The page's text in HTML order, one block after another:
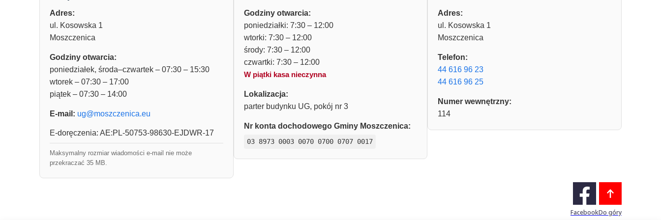
Adres:
ul. Kosowska 1
Moszczenica
Godziny otwarcia:
poniedziałek, środa–czwartek – 07:30 – 15:30
wtorek – 07:30 – 17:00
piątek – 07:30 – 14:00
E-mail: ug@moszczenica.eu
E-doręczenia: AE:PL-50753-98630-EJDWR-17
Maksymalny rozmiar wiadomości e-mail nie może
przekraczać 35 MB.
Godziny otwarcia:
poniedziałki: 7:30 – 12:00
wtorki: 7:30 – 12:00
środy: 7:30 – 12:00
czwartki: 7:30 – 12:00
W piątki kasa nieczynna
Lokalizacja:
parter budynku UG, pokój nr 3
Nr konta dochodowego Gminy Moszczenica:
03 8973 0003 0070 0700 0707 0017
Adres:
ul. Kosowska 1
Moszczenica
Telefon:
44 616 96 23
44 616 96 25
Numer wewnętrzny:
114
FacebookDo góry